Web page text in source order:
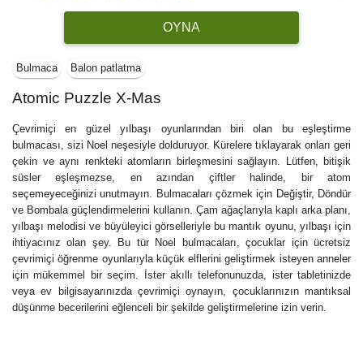
OYNA
Bulmaca Balon patlatma
Atomic Puzzle X-Mas
Çevrimiçi en güzel yılbaşı oyunlarından biri olan bu eşleştirme
bulmacası, sizi Noel neşesiyle dolduruyor. Kürelere tıklayarak onları geri
çekin ve aynı renkteki atomların birleşmesini sağlayın. Lütfen, bitişik
süsler eşleşmezse, en azından çiftler halinde, bir atom
seçemeyeceğinizi unutmayın. Bulmacaları çözmek için Değiştir, Döndür
ve Bombala güçlendirmelerini kullanın. Çam ağaçlarıyla kaplı arka planı,
yılbaşı melodisi ve büyüleyici görselleriyle bu mantık oyunu, yılbaşı için
ihtiyacınız olan şey. Bu tür Noel bulmacaları, çocuklar için ücretsiz
çevrimiçi öğrenme oyunlarıyla küçük elflerini geliştirmek isteyen anneler
için mükemmel bir seçim. İster akıllı telefonunuzda, ister tabletinizde
veya ev bilgisayarınızda çevrimiçi oynayın, çocuklarınızın mantıksal
düşünme becerilerini eğlenceli bir şekilde geliştirmelerine izin verin.